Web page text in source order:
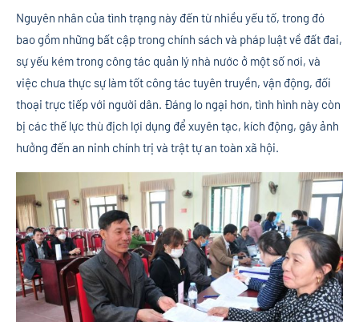
Nguyên nhân của tình trạng này đến từ nhiều yếu tố, trong đó
bao gồm những bất cập trong chính sách và pháp luật về đất đai,
sự yếu kém trong công tác quản lý nhà nước ở một số nơi, và
việc chưa thực sự làm tốt công tác tuyên truyền, vận động, đối
thoại trực tiếp với người dân. Đáng lo ngại hơn, tình hình này còn
bị các thế lực thù địch lợi dụng để xuyên tạc, kích động, gây ảnh
hưởng đến an ninh chính trị và trật tự an toàn xã hội.